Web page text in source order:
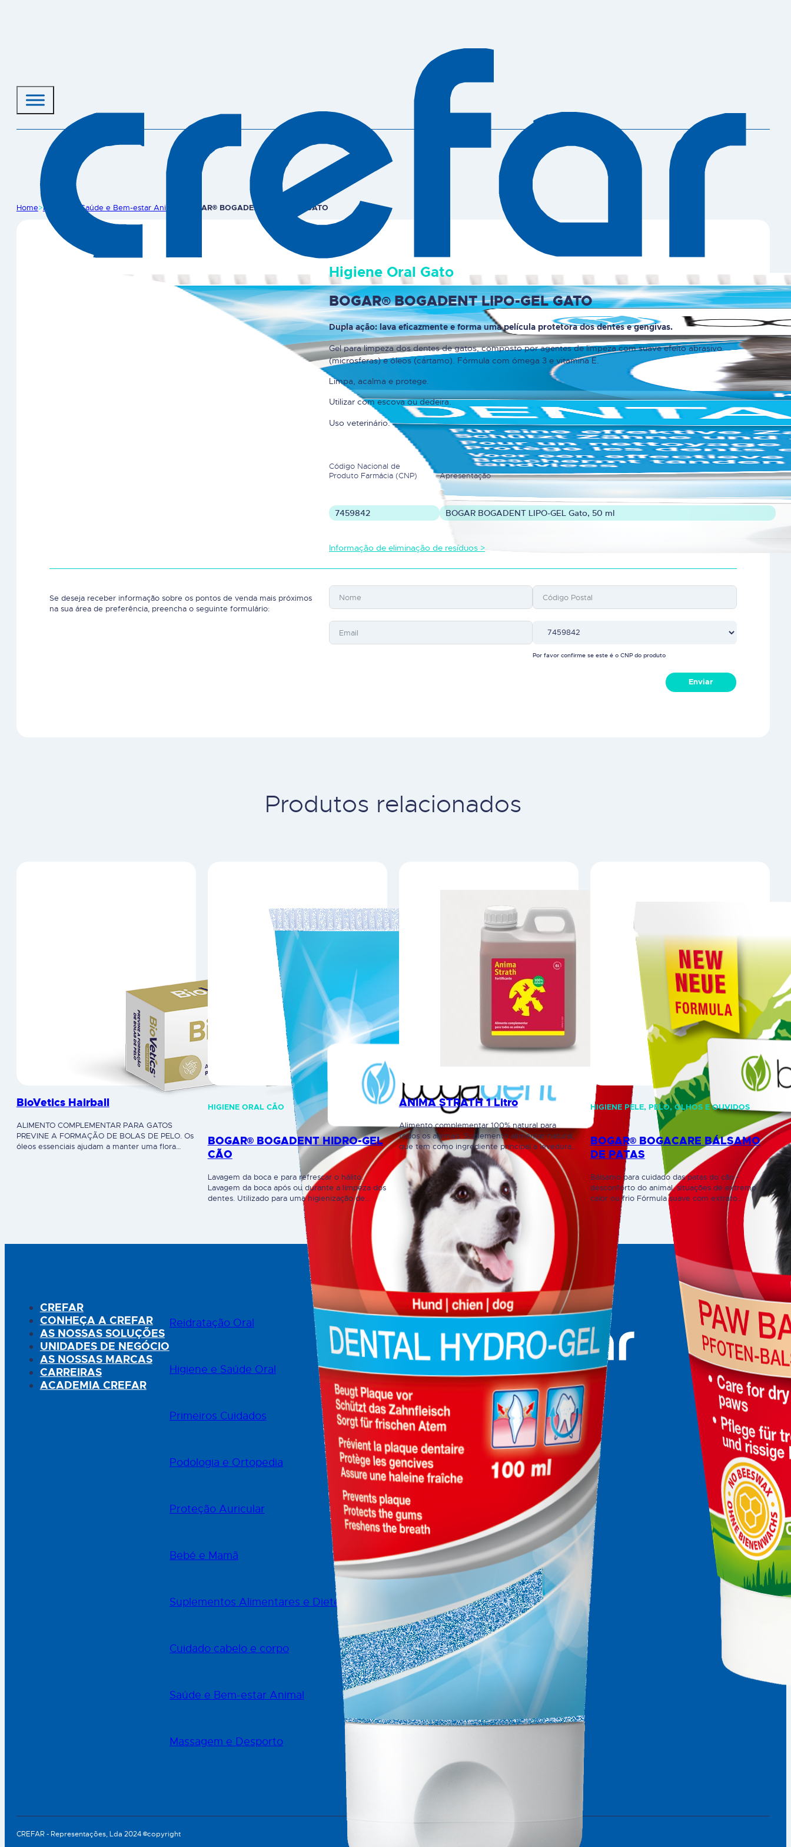
Home>Produtos Saúde e Bem-estar Animal BOGAR® BOGADENT LIPO-GEL GATO
Higiene Oral Gato
BOGAR® BOGADENT LIPO-GEL GATO
Dupla ação: lava eficazmente e forma uma película protetora dos dentes e gengivas.
Gel para limpeza dos dentes de gatos, composto por agentes de limpeza com suave efeito abrasivo
(microsferas) e óleos (cártamo). Fórmula com ómega 3 e vitamina E.
Limpa, acalma e protege.
Utilizar com escova ou dedeira.
Uso veterinário.
Código Nacional de
Produto Farmácia (CNP)
Apresentação
7459842 BOGAR BOGADENT LIPO-GEL Gato, 50 ml
Informação de eliminação de resíduos >
Se deseja receber informação sobre os pontos de venda mais próximos
na sua área de preferência, preencha o seguinte formulário:
Por favor confirme se este é o CNP do produto
Enviar
Produtos relacionados
BioVetics Hairball
ALIMENTO COMPLEMENTAR PARA GATOS
PREVINE A FORMAÇÃO DE BOLAS DE PELO. Os
óleos essenciais ajudam a manter uma flora
HIGIENE ORAL CÃO
BOGAR® BOGADENT HIDRO-GEL
CÃO
Lavagem da boca e para refrescar o hálito.
Lavagem da boca após ou durante a limpeza dos
dentes. Utilizado para uma higienização de
excelência. Indicado para bocas sensíveis.
Acalma e protege as gengivas. Aplicar após a
limpeza dos dentes, usar a ponta do dedo para
aplicar na superfície interior e exterior dos
ANIMA STRATH 1 Litro
Alimento complementar 100% natural para
todos os animais. Suplemento alimentar natural,
que tem como ingrediente principal a levedura
do tipo Saccharomyces cerevisiae Meyen que
contém uma grande variedade de substâncias
vitais. No processo de produção patenteado, são
adicionadas 50 plantas medicinais, cujas
substâncias ativas são metabolizadas pela
levedura, resultando numa combinação única de
levedura plasmolisada…
HIGIENE PELE, PELO, OLHOS E OUVIDOS
BOGAR® BOGACARE BÁLSAMO
DE PATAS
Bálsamo para cuidado das patas do cão -
desconforto do animal, situações de extremo
calor ou frio Fórmula suave com extrato
regenerador de calêndula e alecrim
antibacterianoEfeito calmante nas almofadas das
patas e nas áreas entre elas permanecem
respiráveisÉ rapidamente absorvido pela pele,
não gorduroso, não deixa “pegadas” gordurosas
em azulejos ou pisosde madeiraSem cera…
CREFAR
CONHEÇA A CREFAR
AS NOSSAS SOLUÇÕES
UNIDADES DE NEGÓCIO
AS NOSSAS MARCAS
CARREIRAS
ACADEMIA CREFAR
Reidratação Oral
Higiene e Saúde Oral
Primeiros Cuidados
Podologia e Ortopedia
Proteção Auricular
Bebé e Mamã
Suplementos Alimentares e Dietéticos
Cuidado cabelo e corpo
Saúde e Bem-estar Animal
Massagem e Desporto
CREFAR Representações, Lda
Edifício OrangeRua Henrique Callado, nº 8
Bloco A, piso 1, Escritório A12
2740-303 Porto Salvo, PORTUGAL
mail@crefar.pt
+351 21 882 46 90
CREFAR - Representações, Lda 2024 ©copyright